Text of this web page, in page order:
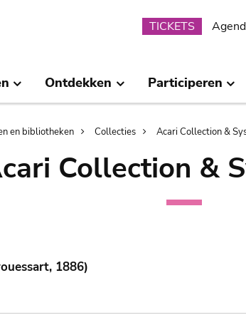
TICKETS
Ontdekken Participeren
en bibliotheken Collecties Acari Collection &
Collection &
1886)